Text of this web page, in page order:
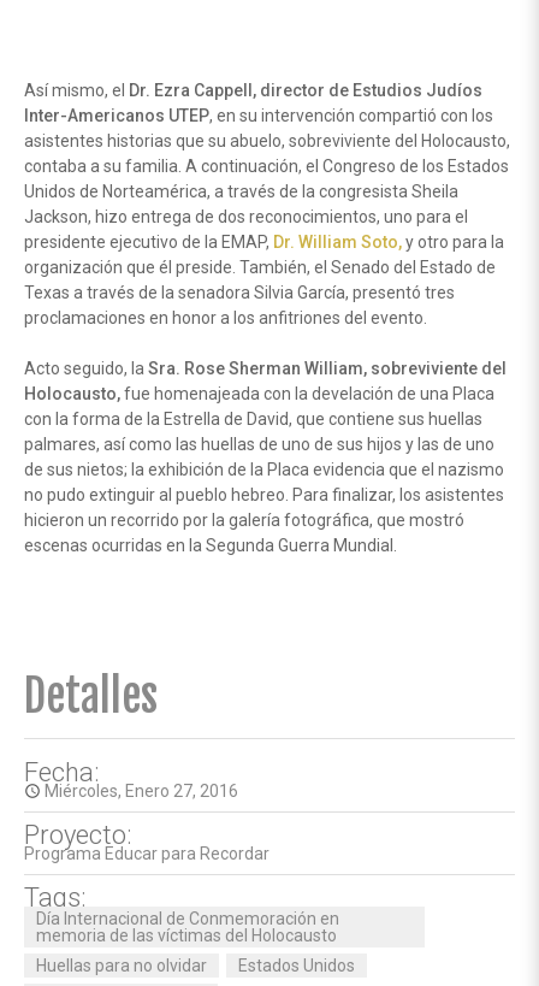
Así mismo, el Dr. Ezra Cappell, director de Estudios Judíos
Inter-Americanos UTEP, en su intervención compartió con los
asistentes historias que su abuelo, sobreviviente del Holocausto,
contaba a su familia. A continuación, el Congreso de los Estados
Unidos de Norteamérica, a través de la congresista Sheila
Jackson, hizo entrega de dos reconocimientos, uno para el
presidente ejecutivo de la EMAP, Dr. William Soto,y otro para la
organización que él preside. También, el Senado del Estado de
Texas a través de la senadora Silvia García, presentó tres
proclamaciones en honor a los anfitriones del evento.
Acto seguido, la Sra. Rose Sherman William, sobreviviente del
Holocausto,fue homenajeada con la develación de una Placa
con la forma de la Estrella de David, que contiene sus huellas
palmares, así como las huellas de uno de sus hijos y las de uno
de sus nietos; la exhibición de la Placa evidencia que el nazismo
no pudo extinguir al pueblo hebreo. Para finalizar, los asistentes
hicieron un recorrido por la galería fotográfica, que mostró
escenas ocurridas en la Segunda Guerra Mundial.
Detalles
Fecha:
access_time Miércoles, Enero 27, 2016
Proyecto:
Programa Educar para Recordar
Tags:
Día Internacional de Conmemoración en
memoria de las víctimas del Holocausto
Huellas para no olvidar
Estados Unidos